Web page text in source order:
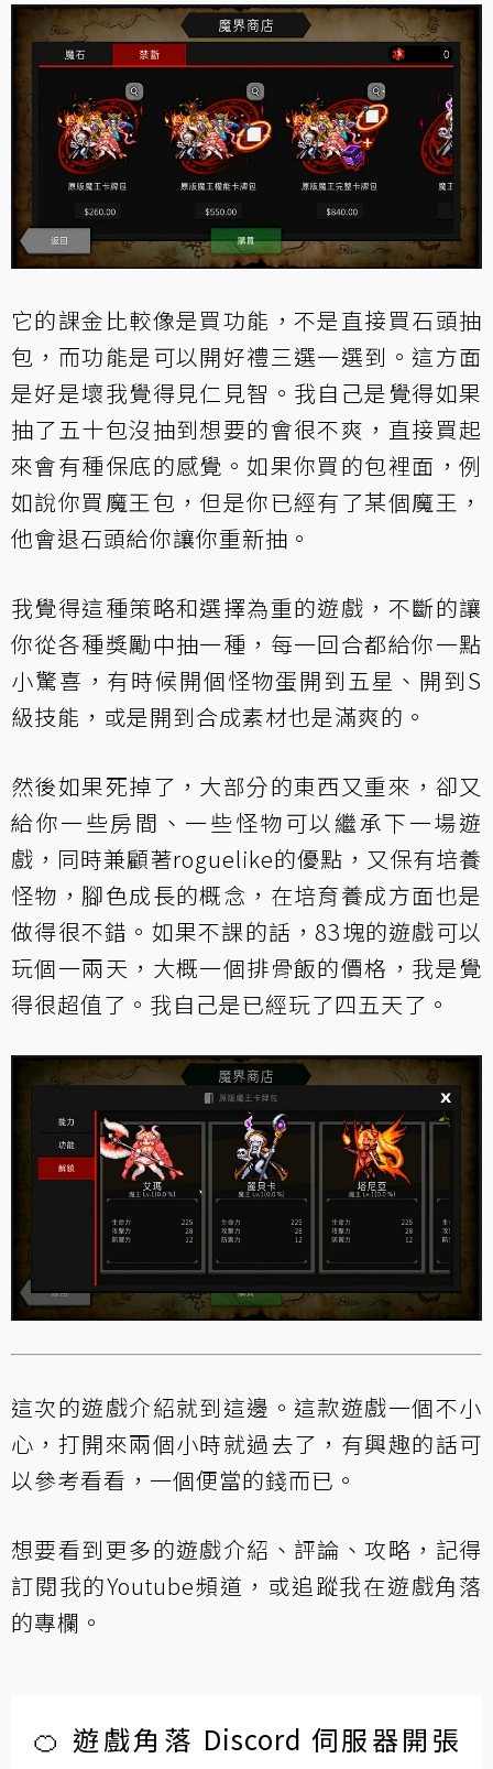
它的課金比較像是買功能，不是直接買石頭抽
包，而功能是可以開好禮三選一選到。這方面
是好是壞我覺得見仁見智。我自己是覺得如果
抽了五十包沒抽到想要的會很不爽，直接買起
來會有種保底的感覺。如果你買的包裡面，例
如說你買魔王包，但是你已經有了某個魔王，
他會退石頭給你讓你重新抽。
我覺得這種策略和選擇為重的遊戲，不斷的讓
你從各種獎勵中抽一種，每一回合都給你一點
小驚喜，有時候開個怪物蛋開到五星、開到S
級技能，或是開到合成素材也是滿爽的。
然後如果死掉了，大部分的東西又重來，卻又
給你一些房間、一些怪物可以繼承下一場遊
戲，同時兼顧著roguelike的優點，又保有培養
怪物，腳色成長的概念，在培育養成方面也是
做得很不錯。如果不課的話，83塊的遊戲可以
玩個一兩天，大概一個排骨飯的價格，我是覺
得很超值了。我自己是已經玩了四五天了。
這次的遊戲介紹就到這邊。這款遊戲一個不小
心，打開來兩個小時就過去了，有興趣的話可
以參考看看，一個便當的錢而已。
想要看到更多的遊戲介紹、評論、攻略，記得
訂閱我的Youtube頻道 ，或追蹤我在遊戲角落
的專欄 。
🍊 遊戲角落 Discord 伺服器開張